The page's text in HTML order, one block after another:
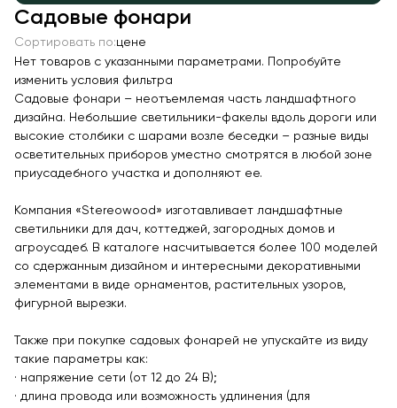
Качалки на пружине
Игровые домики
Канатные дороги
Песочницы
Игровые элементы
Теневые навесы для детских садов
Показать все товары
МАФ
Скамейки
Велопарковки
Парковые качели
Контейнерные площадки для ТБО
Садовые фонари
Сортировать по:цене
Нет товаров с указанными параметрами. Попробуйте
изменить условия фильтра
Садовые фонари – неотъемлемая часть ландшафтного
дизайна. Небольшие светильники-факелы вдоль дороги или
высокие столбики с шарами возле беседки – разные виды
осветительных приборов уместно смотрятся в любой зоне
приусадебного участка и дополняют ее.
Компания «Stereowood» изготавливает ландшафтные
светильники для дач, коттеджей, загородных домов и
агроусадеб. В каталоге насчитывается более 100 моделей
со сдержанным дизайном и интересными декоративными
элементами в виде орнаментов, растительных узоров,
фигурной вырезки.
Также при покупке садовых фонарей не упускайте из виду
такие параметры как:
· напряжение сети (от 12 до 24 В);
· длина провода или возможность удлинения (для